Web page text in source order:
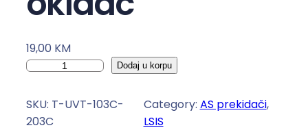
19,00 KM
T
U
V
Dodaj u korpu
SKU: T-UVT-103C-
203C
Category: AS prekidači,
LSIS